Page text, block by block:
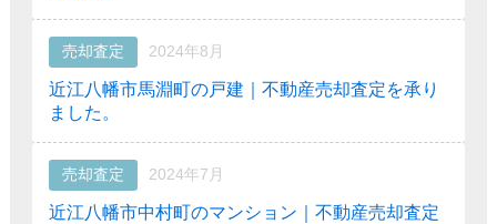
売却査定 2024年8月
近江八幡市馬淵町の戸建｜不動産売却査定を承り
ました。
売却査定 2024年7月
近江八幡市中村町のマンション｜不動産売却査定